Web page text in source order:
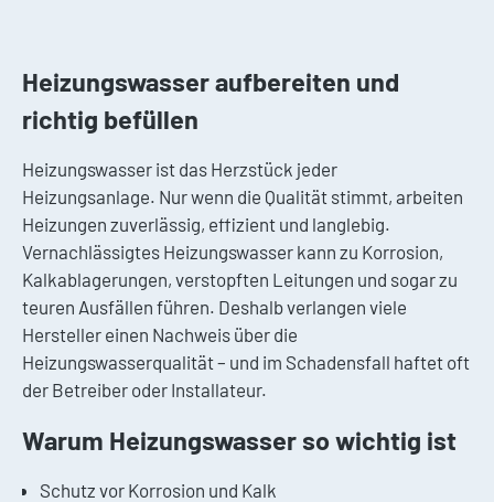
Heizungswasser aufbereiten und
richtig befüllen
Heizungswasser ist das Herzstück jeder
Heizungsanlage. Nur wenn die Qualität stimmt, arbeiten
Heizungen zuverlässig, effizient und langlebig.
Vernachlässigtes Heizungswasser kann zu Korrosion,
Kalkablagerungen, verstopften Leitungen und sogar zu
teuren Ausfällen führen. Deshalb verlangen viele
Hersteller einen Nachweis über die
Heizungswasserqualität – und im Schadensfall haftet oft
der Betreiber oder Installateur.
Warum Heizungswasser so wichtig ist
Schutz vor Korrosion und Kalk